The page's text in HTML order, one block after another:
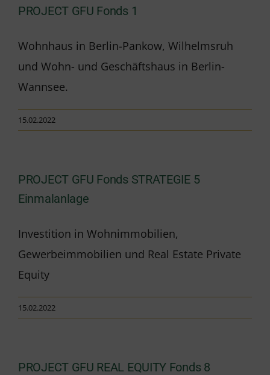
PROJECT GFU Fonds 1
Wohnhaus in Berlin-Pankow, Wilhelmsruh
und Wohn- und Geschäftshaus in Berlin-
Wannsee.
15.02.2022
PROJECT GFU Fonds STRATEGIE 5
Einmalanlage
Investition in Wohnimmobilien,
Gewerbeimmobilien und Real Estate Private
Equity
15.02.2022
PROJECT GFU REAL EQUITY Fonds 8